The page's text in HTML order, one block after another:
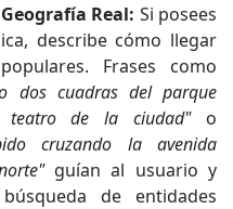
Real: Si posees
describe cómo llegar
Frases como
dos cuadras del parque
de la ciudad"o
cruzando la avenida
guían al usuario y
de entidades